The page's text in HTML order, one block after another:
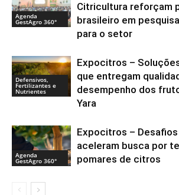
Agenda
GestAgro 360°
Citricultura reforçam
brasileiro em
para o setor
Defensivos,
Fertilizantes e
Nutrientes
Expocitros –
que entregam
desempenho dos
Yara
Agenda
GestAgro 360°
Expocitros –
aceleram busca por
pomares de citros